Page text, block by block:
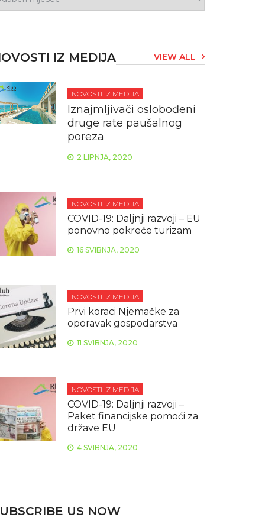
IZ MEDIJA VIEW ALL
NOVOSTI IZ MEDIJA
Iznajmljivači oslobođeni
druge rate paušalnog
poreza
2 LIPNJA, 2020
NOVOSTI IZ MEDIJA
COVID-19: Daljnji razvoji – EU
ponovno pokreće turizam
16 SVIBNJA, 2020
NOVOSTI IZ MEDIJA
Prvi koraci Njemačke za
oporavak gospodarstva
11 SVIBNJA, 2020
NOVOSTI IZ MEDIJA
COVID-19: Daljnji razvoji –
Paket financijske pomoći za
države EU
4 SVIBNJA, 2020
US NOW